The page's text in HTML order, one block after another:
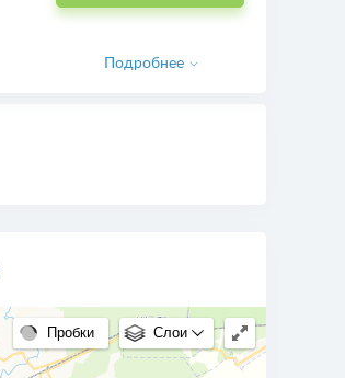
Подробнее
Пробки Слои